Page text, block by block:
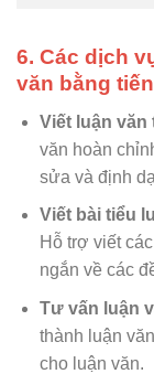
6. Các dịch
văn bằng
Viết luận văn
văn hoàn
sửa và định
Viết bài tiểu
Hỗ trợ viết
ngắn về các
Tư vấn luận
thành luận
cho luận văn.